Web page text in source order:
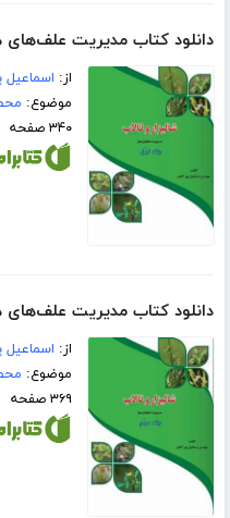
دانلود کتاب مدیریت علف‌های
از: اسماعیل
موضوع:
۳۴۰ صفحه
دانلود کتاب مدیریت علف‌های
از: اسماعیل
موضوع:
۳۶۹ صفحه